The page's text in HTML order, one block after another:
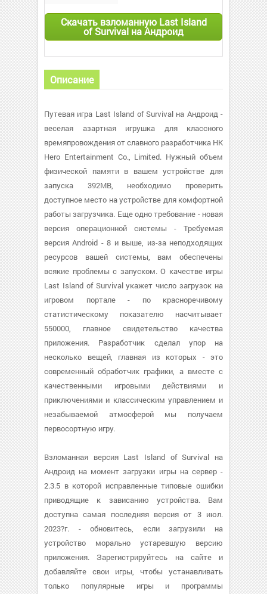
Скачать взломанную Last Island
of Survival на Андроид
Описание
Путевая игра Last Island of Survival на Андроид -
веселая азартная игрушка для классного
времяпровождения от славного разработчика HK
Hero Entertainment Co., Limited. Нужный объем
физической памяти в вашем устройстве для
запуска 392MB, необходимо проверить
доступное место на устройстве для комфортной
работы загрузчика. Еще одно требование - новая
версия операционной системы - Требуемая
версия Android - 8 и выше, из-за неподходящих
ресурсов вашей системы, вам обеспечены
всякие проблемы с запуском. О качестве игры
Last Island of Survival укажет число загрузок на
игровом портале - по красноречивому
статистическому показателю насчитывает
550000, главное свидетельство качества
приложения. Разработчик сделал упор на
несколько вещей, главная из которых - это
современный обработчик графики, а вместе с
качественными игровыми действиями и
приключениями и классическим управлением и
незабываемой атмосферой мы получаем
первосортную игру.
Взломанная версия Last Island of Survival на
Андроид на момент загрузки игры на сервер -
2.3.5 в которой исправленные типовые ошибки
приводящие к зависанию устройства. Вам
доступна самая последняя версия от 3 июл.
2023?г. - обновитесь, если загрузили на
устройство морально устаревшую версию
приложения. Зарегистрируйтесь на сайте и
добавляйте свои игры, чтобы устанавливать
только популярные игры и программы